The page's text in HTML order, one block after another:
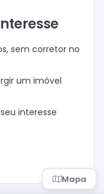
Mapa
sem corretor no
um imóvel
interesse